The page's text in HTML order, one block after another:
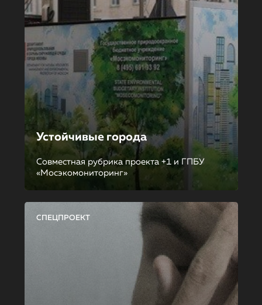
Устойчивые города
Совместная рубрика проекта +1 и ГПБУ
«Мосэкомониторинг»
СПЕЦПРОЕКТ